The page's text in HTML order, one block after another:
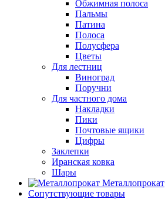
Обжимная полоса
Пальмы
Патина
Полоса
Полусфера
Цветы
Для лестниц
Виноград
Поручни
Для частного дома
Накладки
Пики
Почтовые ящики
Цифры
Заклепки
Иранская ковка
Шары
Металлопрокат
Сопутствующие товары